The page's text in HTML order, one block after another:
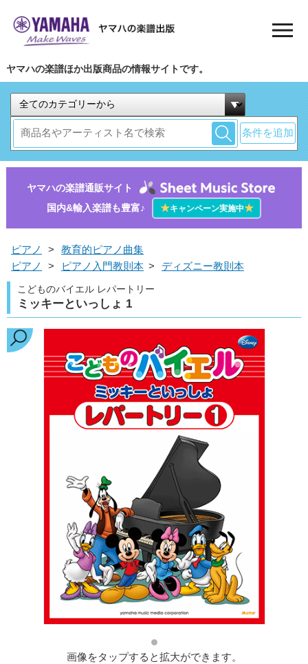
ヤマハの楽譜ほか出版商品の情報サイトです。
条件を追加
ヤマハの楽譜通販サイト
国内&輸入楽譜も豊富♪
★キャンペーン実施中★
ピアノ >
教育的ピアノ曲集
ピアノ
> ピアノ入門教則本 > ディズニー教則本
こどものバイエル レパートリー
ミッキーといっしょ 1
画像をタップすると拡大ができます。